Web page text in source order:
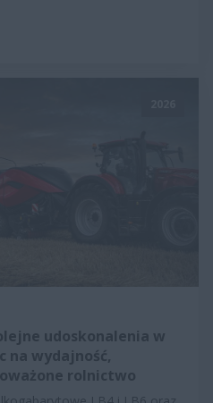
udoskonalenia w
na wydajność,
rolnictwo